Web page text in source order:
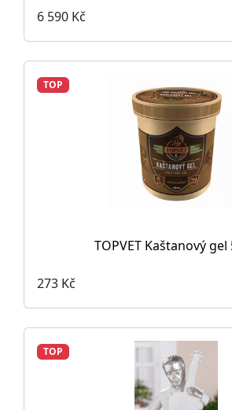
6 590 Kč
TOP
TOPVET Kaštanový gel
273 Kč
TOP